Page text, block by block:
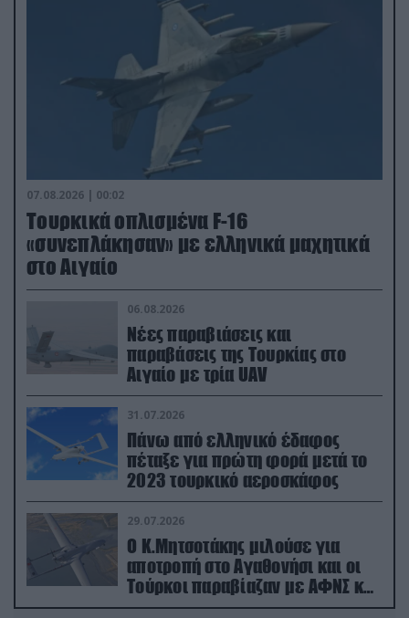
07.08.2026 | 00:02
Τουρκικά οπλισμένα F-16
«συνεπλάκησαν» με ελληνικά μαχητικά
στο Αιγαίο
06.08.2026
Νέες παραβιάσεις και
παραβάσεις της Τουρκίας στο
Αιγαίο με τρία UAV
31.07.2026
Πάνω από ελληνικό έδαφος
πέταξε για πρώτη φορά μετά το
2023 τουρκικό αεροσκάφος
29.07.2026
Ο Κ.Μητσοτάκης μιλούσε για
αποτροπή στο Αγαθονήσι και οι
Τούρκοι παραβίαζαν με ΑΦΝΣ και
drone